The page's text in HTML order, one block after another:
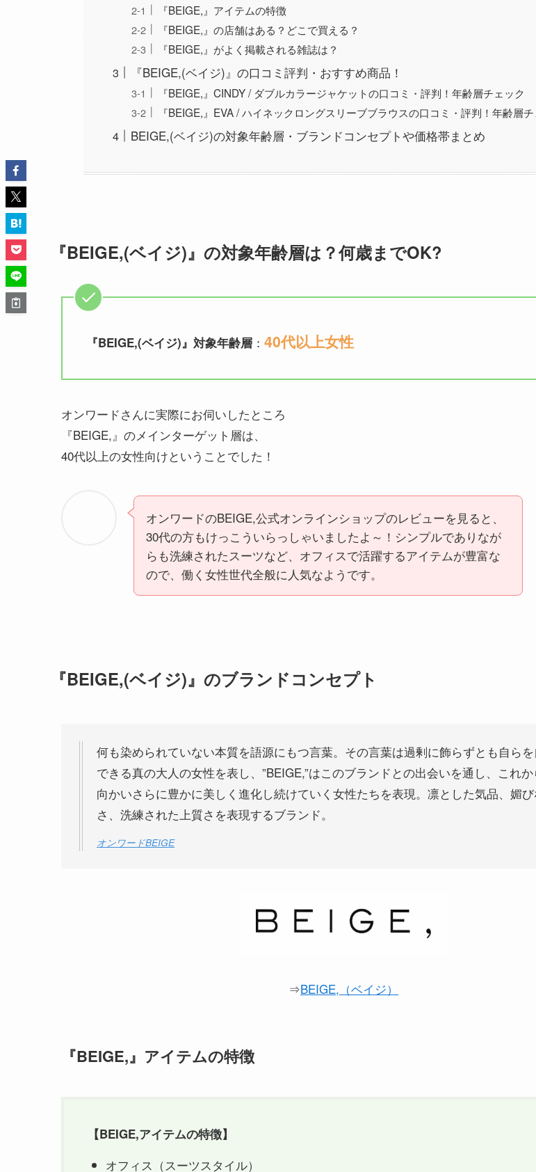
『BEIGE,』アイテムの特徴
『BEIGE,』の店舗はある？どこで買える？
『BEIGE,』がよく掲載される雑誌は？
『BEIGE,(ベイジ)』の口コミ評判・おすすめ商品！
『BEIGE,』CINDY / ダブルカラージャケットの口コミ・評判！年齢層チェック
『BEIGE,』EVA / ハイネックロングスリーブブラウスの口コミ・評判！年齢層
BEIGE,(ベイジ)の対象年齢層・ブランドコンセプトや価格帯まとめ
『BEIGE,(ベイジ)』の対象年齢層は？何歳までOK?
『BEIGE,(ベイジ)』対象年齢層 ： 40代以上女性
オンワードさんに実際にお伺いしたところ
『BEIGE,』のメインターゲット層は、
40代以上の女性向けということでした！
オンワードのBEIGE,公式オンラインショップのレビューを見ると、
30代の方もけっこういらっしゃいましたよ～！シンプルでありなが
らも洗練されたスーツなど、オフィスで活躍するアイテムが豊富な
ので、働く女性世代全般に人気なようです。
『BEIGE,(ベイジ)』のブランドコンセプト
何も染められていない本質を語源にもつ言葉。その言葉は過剰に飾らずとも自ら
できる真の大人の女性を表し、”BEIGE,”はこのブランドとの出会いを通し、これ
向かいさらに豊かに美しく進化し続けていく女性たちを表現。凛とした気品、媚
さ、洗練された上質さを表現するブランド。
オンワードBEIGE
⇒BEIGE,（ベイジ）
『BEIGE,』 アイテムの特徴
【BEIGE,アイテムの特徴】
オフィス（スーツスタイル）